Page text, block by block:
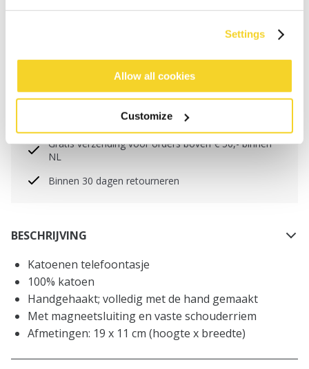
Settings
Allow all cookies
Customize
IN WINKELWAGEN
Bestellingen die op werkdagen vóór 12:00 uur
worden geplaatst, worden dezelfde dag verzonden
Gratis verzending voor orders boven € 50,- binnen
NL
Binnen 30 dagen retourneren
BESCHRIJVING
Katoenen telefoontasje
100% katoen
Handgehaakt; volledig met de hand gemaakt
Met magneetsluiting en vaste schouderriem
Afmetingen: 19 x 11 cm (hoogte x breedte)